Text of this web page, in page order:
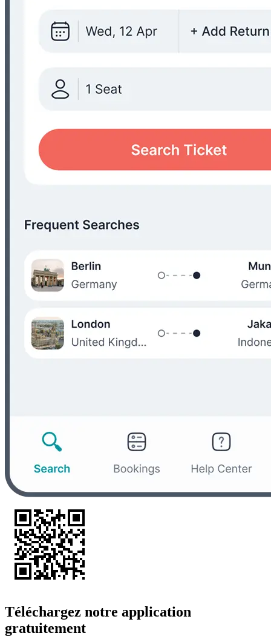
Téléchargez notre application
gratuitement